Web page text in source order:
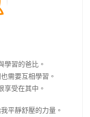
學習的爸比。
需要互相學習。
享受在其中。
平靜舒壓的力量。